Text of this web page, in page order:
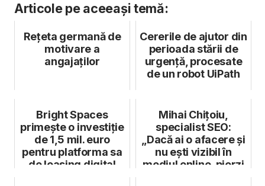
Articole pe aceeași temă:
Rețeta germană de
motivare a
angajaților
Cererile de ajutor din
perioada stării de
urgență, procesate
de un robot UiPath
Bright Spaces
primește o investiție
de 1,5 mil. euro
pentru platforma sa
de leasing digital
Mihai Chițoiu,
specialist SEO:
„Dacă ai o afacere și
nu ești vizibil în
mediul online, pierzi